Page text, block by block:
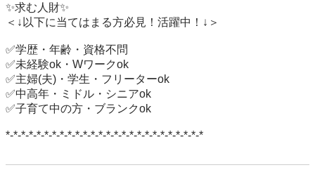
✨求む人財✨
＜↓以下に当てはまる方必見！活躍中！↓＞
✅学歴・年齢・資格不問
✅未経験ok・Wワークok
✅主婦(夫)・学生・フリーターok
✅中高年・ミドル・シニアok
✅子育て中の方・ブランクok
*-*-*-*-*-*-*-*-*-*-*-*-*-*-*-*-*-*-*-*-*-*-*-*-*-*